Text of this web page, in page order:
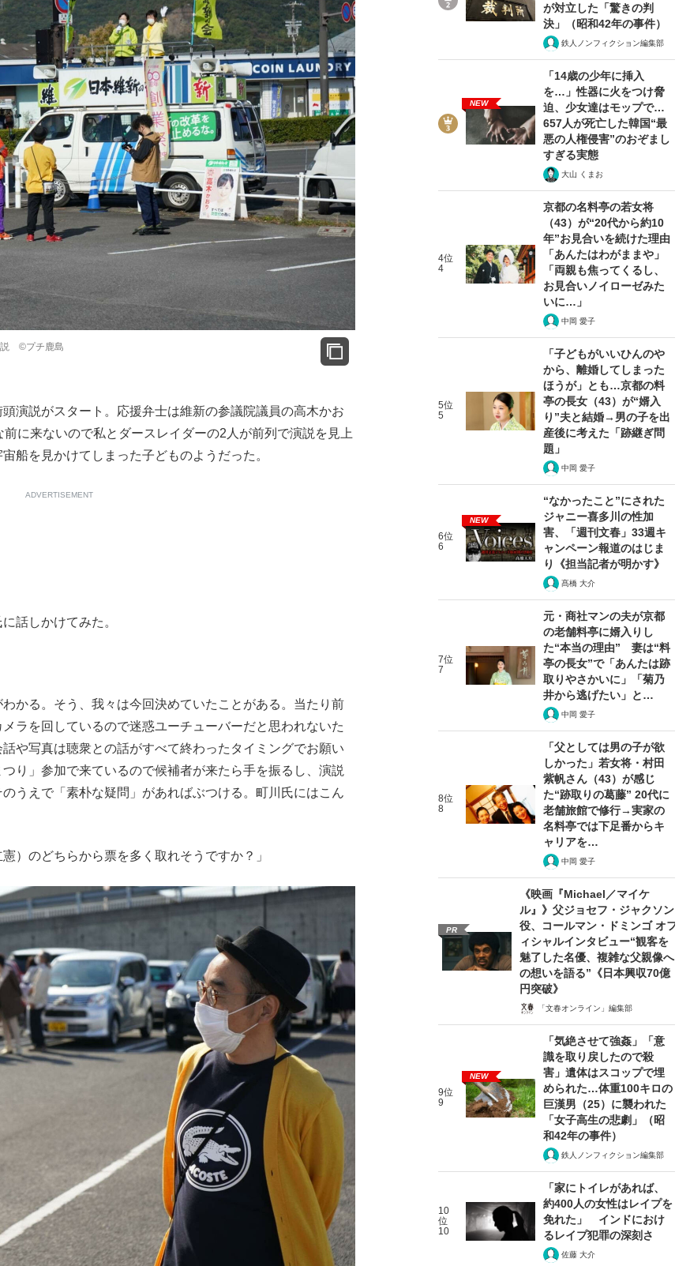
説 ©️プチ鹿島
演説がスタート。応援弁士は維新の参議院議員の高木かお
に来ないので私とダースレイダーの2人が前列で演説を見上
船を見かけてしまった子どものようだった。
ADVERTISEMENT
話しかけてみた。
かる。そう、我々は今回決めていたことがある。当たり前
ラを回しているので迷惑ユーチューバーだと思われないた
や写真は聴衆との話がすべて終わったタイミングでお願い
り」参加で来ているので候補者が来たら手を振るし、演説
うえで「素朴な疑問」があればぶつける。町川氏にはこん
）のどちらから票を多く取れそうですか？」
が対立した「驚きの判
決」（昭和42年の事件）
鉄人ノンフィクション編集部
NEW
「14歳の少年に挿入
を…」性器に火をつけ脅
迫、少女達はモップで…
657人が死亡した韓国“最
悪の人権侵害”のおぞまし
すぎる実態
大山 くまお
4位
4
京都の名料亭の若女将
（43）が“20代から約10
年”お見合いを続けた理由
「あんたはわがままや」
「両親も焦ってくるし、
お見合いノイローゼみた
いに…」
中岡 愛子
5位
5
「子どもがいいひんのや
から、離婚してしまった
ほうが」とも…京都の料
亭の長女（43）が“婿入
り”夫と結婚→男の子を出
産後に考えた「跡継ぎ問
題」
中岡 愛子
6位
6
NEW
“なかったこと”にされた
ジャニー喜多川の性加
害、「週刊文春」33週キ
ャンペーン報道のはじま
り《担当記者が明かす》
髙橋 大介
7位
7
元・商社マンの夫が京都
の老舗料亭に婿入りし
た“本当の理由” 妻は“料
亭の長女”で「あんたは跡
取りやさかいに」「菊乃
井から逃げたい」と…
中岡 愛子
8位
8
「父としては男の子が欲
しかった」若女将・村田
紫帆さん（43）が感じ
た“跡取りの葛藤” 20代に
老舗旅館で修行→実家の
名料亭では下足番からキ
ャリアを…
中岡 愛子
PR
《映画『Michael／マイケ
ル』》父ジョセフ・ジャクソン
役、コールマン・ドミンゴ オフ
ィシャルインタビュー“観客を
魅了した名優、複雑な父親像へ
の想いを語る”《日本興収70億
円突破》
「文春オンライン」編集部
9位
9
NEW
「気絶させて強姦」「意
識を取り戻したので殺
害」遺体はスコップで埋
められた…体重100キロの
巨漢男（25）に襲われた
「女子高生の悲劇」（昭
和42年の事件）
鉄人ノンフィクション編集部
10
位
10
「家にトイレがあれば、
約400人の女性はレイプを
免れた」 インドにおけ
るレイプ犯罪の深刻さ
佐藤 大介